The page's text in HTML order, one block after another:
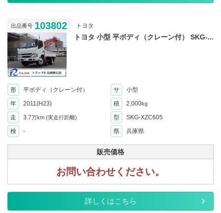
出品番号 103802 トヨタ
トヨタ 小型 平ボディ（クレーン付） SKG-...
形 平ボディ（クレーン付） サ
小型
年
2011(H23) 積 2,000kg
走 3.7万km (実走行距離) 型
SKG-XZC605
検
- 県 兵庫県
販売価格
お問い合わせください。
詳しくはこちら